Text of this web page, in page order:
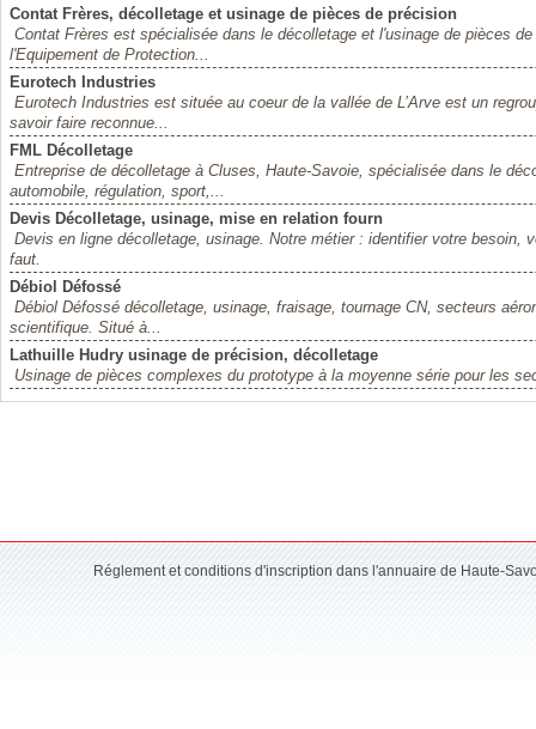
Contat Frères, décolletage et usinage de pièces de précision
Contat Frères est spécialisée dans le décolletage et l'usinage de pièces
l'Equipement de Protection...
Eurotech Industries
Eurotech Industries est située au coeur de la vallée de L’Arve est un
savoir faire reconnue...
FML Décolletage
Entreprise de décolletage à Cluses, Haute-Savoie, spécialisée dans le
automobile, régulation, sport,...
Devis Décolletage, usinage, mise en relation fourn
Devis en ligne décolletage, usinage. Notre métier : identifier votre besoin,
faut.
Débiol Défossé
Débiol Défossé décolletage, usinage, fraisage, tournage CN, secteurs
scientifique. Situé à...
Lathuille Hudry usinage de précision, décolletage
Usinage de pièces complexes du prototype à la moyenne série pour les
Réglement et conditions d'inscription dans l'annuaire de Haute-